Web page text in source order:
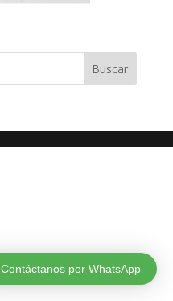
Contáctanos por WhatsApp